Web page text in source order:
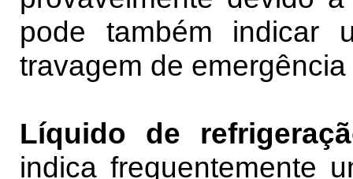
pode também indicar
travagem de
Líquido de
indica frequentemente